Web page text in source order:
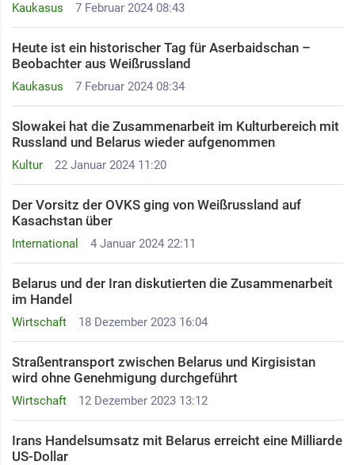
Kaukasus 7 Februar 2024 08:43
Kaukasus 7 Februar 2024 08:34
Heute ist ein historischer Tag für Aserbaidschan –
Beobachter aus Weißrussland
Kultur 22 Januar 2024 11:20
Slowakei hat die Zusammenarbeit im Kulturbereich mit
Russland und Belarus wieder aufgenommen
International 4 Januar 2024 22:11
Der Vorsitz der OVKS ging von Weißrussland auf
Kasachstan über
Wirtschaft 18 Dezember 2023 16:04
Belarus und der Iran diskutierten die Zusammenarbeit
im Handel
Wirtschaft 12 Dezember 2023 13:12
Straßentransport zwischen Belarus und Kirgisistan
wird ohne Genehmigung durchgeführt
Irans Handelsumsatz mit Belarus erreicht eine Milliarde
US-Dollar